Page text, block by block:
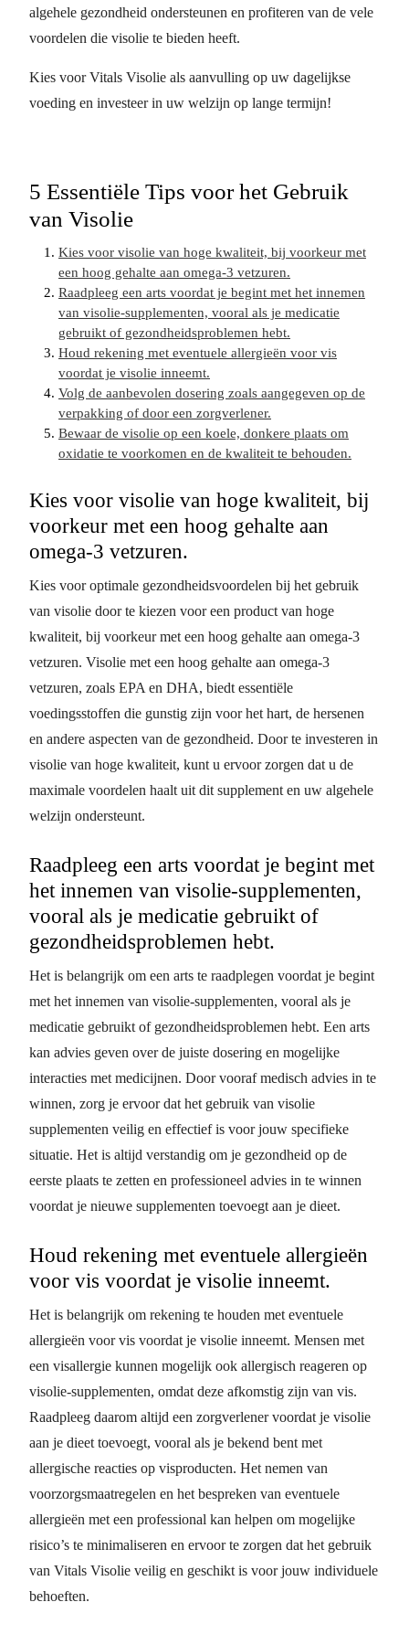
algehele gezondheid ondersteunen en profiteren van de vele
voordelen die visolie te bieden heeft.
Kies voor Vitals Visolie als aanvulling op uw dagelijkse
voeding en investeer in uw welzijn op lange termijn!
5 Essentiële Tips voor het Gebruik
van Visolie
Kies voor visolie van hoge kwaliteit, bij voorkeur met
een hoog gehalte aan omega-3 vetzuren.
Raadpleeg een arts voordat je begint met het innemen
van visolie-supplementen, vooral als je medicatie
gebruikt of gezondheidsproblemen hebt.
Houd rekening met eventuele allergieën voor vis
voordat je visolie inneemt.
Volg de aanbevolen dosering zoals aangegeven op de
verpakking of door een zorgverlener.
Bewaar de visolie op een koele, donkere plaats om
oxidatie te voorkomen en de kwaliteit te behouden.
Kies voor visolie van hoge kwaliteit, bij
voorkeur met een hoog gehalte aan
omega-3 vetzuren.
Kies voor optimale gezondheidsvoordelen bij het gebruik
van visolie door te kiezen voor een product van hoge
kwaliteit, bij voorkeur met een hoog gehalte aan omega-3
vetzuren. Visolie met een hoog gehalte aan omega-3
vetzuren, zoals EPA en DHA, biedt essentiële
voedingsstoffen die gunstig zijn voor het hart, de hersenen
en andere aspecten van de gezondheid. Door te investeren in
visolie van hoge kwaliteit, kunt u ervoor zorgen dat u de
maximale voordelen haalt uit dit supplement en uw algehele
welzijn ondersteunt.
Raadpleeg een arts voordat je begint met
het innemen van visolie-supplementen,
vooral als je medicatie gebruikt of
gezondheidsproblemen hebt.
Het is belangrijk om een arts te raadplegen voordat je begint
met het innemen van visolie-supplementen, vooral als je
medicatie gebruikt of gezondheidsproblemen hebt. Een arts
kan advies geven over de juiste dosering en mogelijke
interacties met medicijnen. Door vooraf medisch advies in te
winnen, zorg je ervoor dat het gebruik van visolie
supplementen veilig en effectief is voor jouw specifieke
situatie. Het is altijd verstandig om je gezondheid op de
eerste plaats te zetten en professioneel advies in te winnen
voordat je nieuwe supplementen toevoegt aan je dieet.
Houd rekening met eventuele allergieën
voor vis voordat je visolie inneemt.
Het is belangrijk om rekening te houden met eventuele
allergieën voor vis voordat je visolie inneemt. Mensen met
een visallergie kunnen mogelijk ook allergisch reageren op
visolie-supplementen, omdat deze afkomstig zijn van vis.
Raadpleeg daarom altijd een zorgverlener voordat je visolie
aan je dieet toevoegt, vooral als je bekend bent met
allergische reacties op visproducten. Het nemen van
voorzorgsmaatregelen en het bespreken van eventuele
allergieën met een professional kan helpen om mogelijke
risico’s te minimaliseren en ervoor te zorgen dat het gebruik
van Vitals Visolie veilig en geschikt is voor jouw individuele
behoeften.